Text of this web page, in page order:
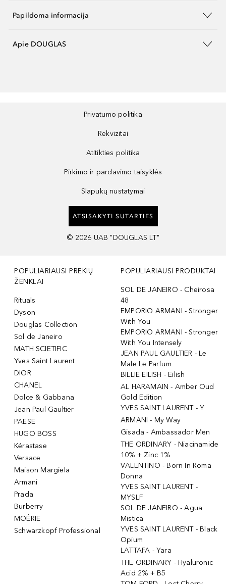
Papildoma informacija
Apie DOUGLAS
Privatumo politika
Rekvizitai
Atitikties politika
Pirkimo ir pardavimo taisyklės
Slapukų nustatymai
ATSISAKYTI SUTARTIES
© 2026 UAB "DOUGLAS LT"
POPULIARIAUSI PREKIŲ
ŽENKLAI
Rituals
Dyson
Douglas Collection
Sol de Janeiro
MATH SCIETIFIC
Yves Saint Laurent
DIOR
CHANEL
Dolce & Gabbana
Jean Paul Gaultier
PAESE
HUGO BOSS
Kérastase
Versace
Maison Margiela
Armani
Prada
Burberry
MOÉRIE
Schwarzkopf Professional
POPULIARIAUSI PRODUKTAI
SOL DE JANEIRO - Cheirosa
48
EMPORIO ARMANI - Stronger
With You
EMPORIO ARMANI - Stronger
With You Intensely
JEAN PAUL GAULTIER - Le
Male Le Parfum
BILLIE EILISH - Eilish
AL HARAMAIN - Amber Oud
Gold Edition
YVES SAINT LAURENT - Y
ARMANI - My Way
Gisada - Ambassador Men
THE ORDINARY - Niacinamide
10% + Zinc 1%
VALENTINO - Born In Roma
Donna
YVES SAINT LAURENT -
MYSLF
SOL DE JANEIRO - Agua
Mistica
YVES SAINT LAURENT - Black
Opium
LATTAFA - Yara
THE ORDINARY - Hyaluronic
Acid 2% + B5